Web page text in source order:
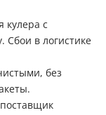
кулера с
Сбои в логистике
без